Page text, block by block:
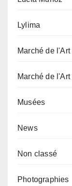
Lylima
Marché de l'Art
Marché de
Musées
News
Non classé
Photographies